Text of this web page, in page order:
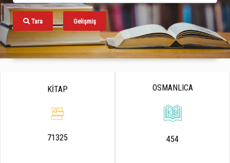
Tara Gelişmiş
KİTAP
71325
OSMANLICA
454